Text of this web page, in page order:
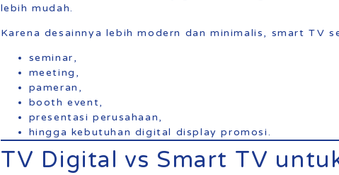
lebih mudah.
Karena desainnya lebih modern dan minimalis, smart TV
seminar,
meeting,
pameran,
booth event,
presentasi perusahaan,
hingga kebutuhan digital display promosi.
TV Digital vs Smart TV